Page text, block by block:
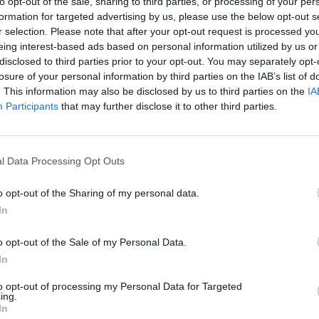
for targeted advertising by us, please use the below opt-out
selection. Please note that after your opt-out request is processed
interest-based ads based on personal information utilized by us
to third parties prior to your opt-out. You may separately
of your personal information by third parties on the IAB’s list of
This information may also be disclosed by us to third parties on the
Participants that may further disclose it to other third parties.
Data Processing Opt Outs
opt-out of the Sharing of my personal data.
opt-out of the Sale of my Personal Data.
opt-out of processing my Personal Data for Targeted
Negrín a partir del lunes 12 de septiembre, fecha de la puesta
Esta nueva parada permitirá ampliar la cobertura de
Alta con núcleos de interés como el área de Vegueta/Triana y
Alfredo Kraus.
itinerario de la Línea 32, en sentido Auditorio - Guiniguada,
hospitalario. A efectos de su búsqueda en la App
parada tendrá el código 706 y será localizada como “Hospital Dr.
inverso, desde la terminal del Guiniguada hasta el
con el código 705, denominada “Hospital Dr. Negrín
de La Plata - Hospital Dr. Negrín) y 10 (Teatro - Hosp. Dr. Negrín,
de la Línea 32 opera durante los siete días de la semana y
el servicio se inicia a las 6:30 y realiza su último trayecto
se presta a las 7:25 horas –desde el Auditorio- y el último, a
en domingo y festivos, la Línea 32 se activa a las 7:25 horas –en el
el Guiniguada-.
de la Línea 32, las paradas en el complejo hospitalario,
, también se activan para las líneas 44, que une el parque de
de Guaguas Municipales que transita entre la terminal del